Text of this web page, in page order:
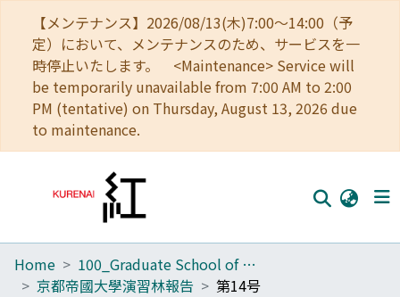
【メンテナンス】2026/08/13(木)7:00～14:00（予
定）において、メンテナンスのため、サービスを一
時停止いたします。 <Maintenance> Service will
be temporarily unavailable from 7:00 AM to 2:00
PM (tentative) on Thursday, August 13, 2026 due
to maintenance.
Home
Home
100_Graduate School of Agriculture
京都帝國大學演習林報告
第14号